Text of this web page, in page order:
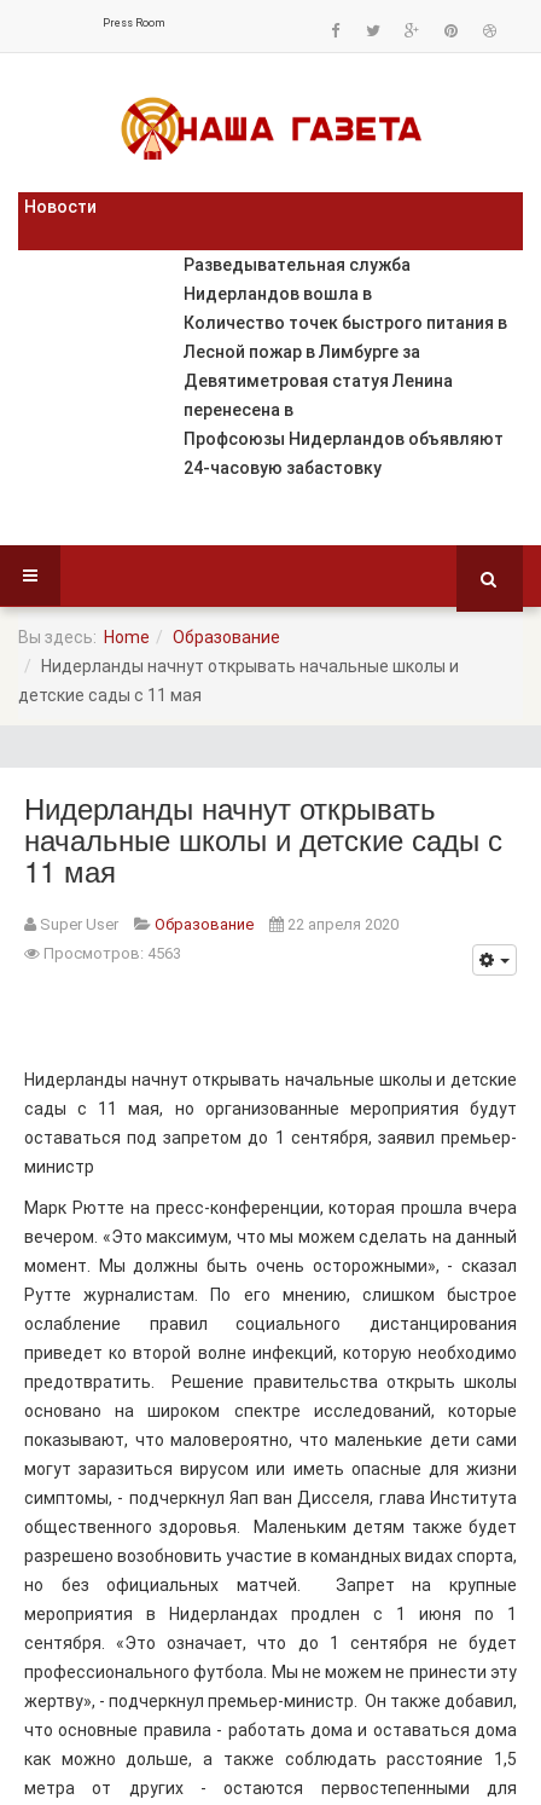
Press Room
Новости
Разведывательная служба
Нидерландов вошла в
Количество точек быстрого питания в
Лесной пожар в Лимбурге за
Девятиметровая статуя Ленина
перенесена в
Профсоюзы Нидерландов объявляют
24-часовую забастовку
Вы здесь: Home
Образование
Нидерланды начнут открывать начальные школы и
детские сады с 11 мая
Нидерланды начнут открывать
начальные школы и детские сады с
11 мая
Super User Образование
22 апреля 2020
Просмотров: 4563
Нидерланды начнут открывать начальные школы и детские
сады с 11 мая, но организованные мероприятия будут
оставаться под запретом до 1 сентября, заявил премьер-
министр
Марк Рютте на пресс-конференции, которая прошла вчера
вечером. «Это максимум, что мы можем сделать на данный
момент. Мы должны быть очень осторожными», - сказал
Рутте журналистам. По его мнению, слишком быстрое
ослабление правил социального дистанцирования
приведет ко второй волне инфекций, которую необходимо
предотвратить. Решение правительства открыть школы
основано на широком спектре исследований, которые
показывают, что маловероятно, что маленькие дети сами
могут заразиться вирусом или иметь опасные для жизни
симптомы, - подчеркнул Яап ван Дисселя, глава Института
общественного здоровья. Маленьким детям также будет
разрешено возобновить участие в командных видах спорта,
но без официальных матчей. Запрет на крупные
мероприятия в Нидерландах продлен с 1 июня по 1
сентября. «Это означает, что до 1 сентября не будет
профессионального футбола. Мы не можем не принести эту
жертву», - подчеркнул премьер-министр. Он также добавил,
что основные правила - работать дома и оставаться дома
как можно дольше, а также соблюдать расстояние 1,5
метра от других - остаются первостепенными для